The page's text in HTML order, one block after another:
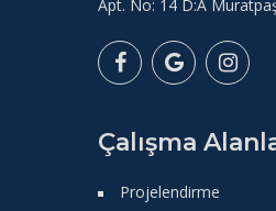
Apt. No: 14 D:A
Çalışma
Projelendirme